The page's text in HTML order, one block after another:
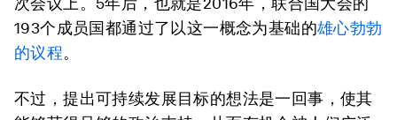
193个成员国都通过了以这一概念为基础的雄心勃勃
的议程。
不过，提出可持续发展目标的想法是一回事，使其